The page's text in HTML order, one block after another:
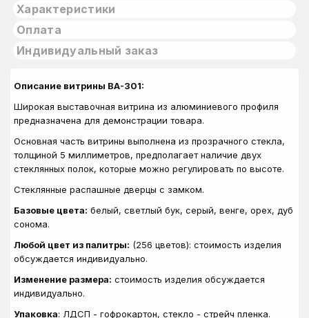
Характеристики
Оплата
Индивидуальный заказ
Описание витрины ВА-301:
Широкая выставочная витрина из алюминиевого профиля
предназначена для демонстрации товара.
Основная часть витрины выполнена из прозрачного стекла,
толщиной 5 миллиметров, предполагает наличие двух
стеклянных полок, которые можно регулировать по высоте.
Стеклянные распашные дверцы с замком.
Базовые цвета: белый, светлый бук, серый, венге, орех, дуб
сонома.
Любой цвет из палитры: (256 цветов): стоимость изделия
обсуждается индивидуально.
Изменение размера: стоимость изделия обсуждается
индивидуально.
Упаковка: ЛДСП - гофрокартон, стекло - стрейч пленка.